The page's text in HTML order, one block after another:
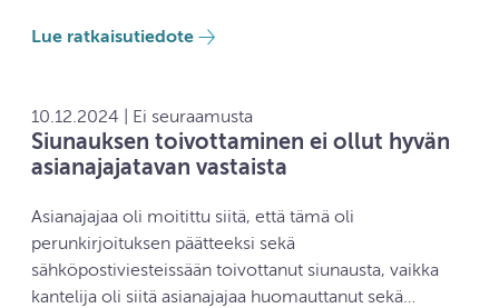
Lue ratkaisutiedote
10.12.2024 | Ei seuraamusta
Siunauksen toivottaminen ei ollut hyvän
asianajajatavan vastaista
Asianajajaa oli moitittu siitä, että tämä oli
perunkirjoituksen päätteeksi sekä
sähköpostiviesteissään toivottanut siunausta, vaikka
kantelija oli siitä asianajajaa huomauttanut sekä…